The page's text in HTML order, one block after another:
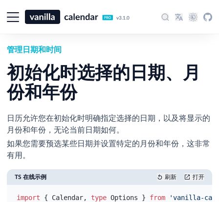
v3.1.0
管理日期和时间
初始化时选择的日期、月
份和年份
日历允许您在初始化时明确指定选择的日期，以及将显示的
月份和年份，无论当前日期如何。
如果您需要预选某些日期并设置特定的月份和年份，这非常
有用。
TS 在线示例 刷新 打开
import { Calendar, type Options } from 'vanilla-